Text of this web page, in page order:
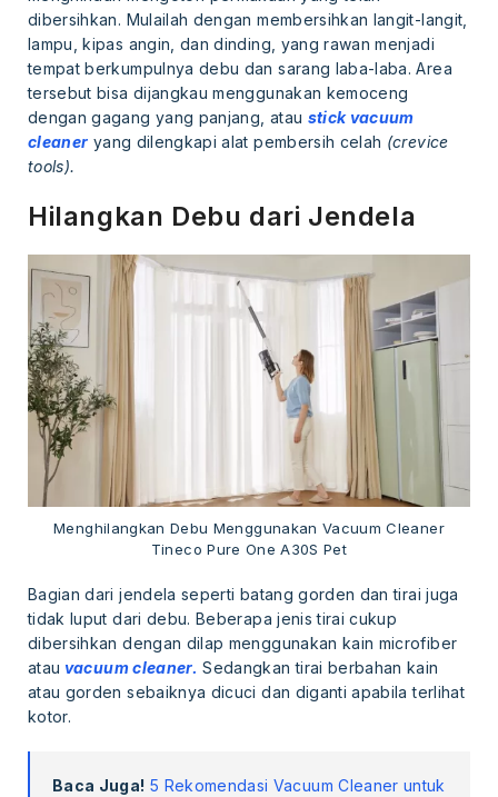
dibersihkan. Mulailah dengan membersihkan langit-langit,
lampu, kipas angin, dan dinding, yang rawan menjadi
tempat berkumpulnya debu dan sarang laba-laba. Area
tersebut bisa dijangkau menggunakan kemoceng
dengan gagang yang panjang, atau stick vacuum
cleaner yang dilengkapi alat pembersih celah (crevice
tools).
Hilangkan Debu dari Jendela
Menghilangkan Debu Menggunakan Vacuum Cleaner
Tineco Pure One A30S Pet
Bagian dari jendela seperti batang gorden dan tirai juga
tidak luput dari debu. Beberapa jenis tirai cukup
dibersihkan dengan dilap menggunakan kain microfiber
atau vacuum cleaner. Sedangkan tirai berbahan kain
atau gorden sebaiknya dicuci dan diganti apabila terlihat
kotor.
Baca Juga! 5 Rekomendasi Vacuum Cleaner untuk